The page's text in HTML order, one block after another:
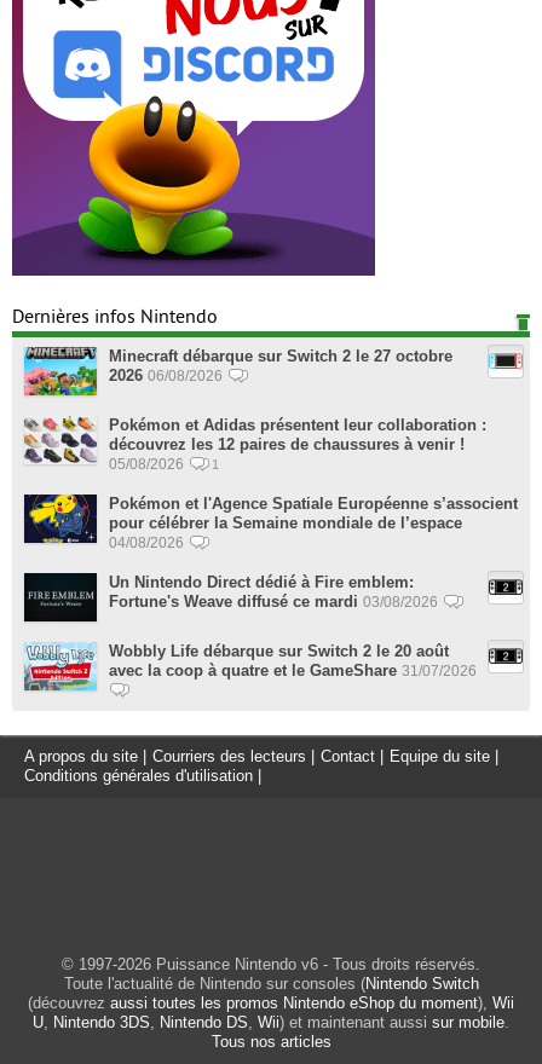
Dernières infos Nintendo
Minecraft débarque sur Switch 2 le 27 octobre
2026 06/08/2026
Pokémon et Adidas présentent leur collaboration :
découvrez les 12 paires de chaussures à venir !
05/08/2026 1
Pokémon et l'Agence Spatiale Européenne s’associent
pour célébrer la Semaine mondiale de l’espace
04/08/2026
Un Nintendo Direct dédié à Fire emblem:
Fortune's Weave diffusé ce mardi 03/08/2026
Wobbly Life débarque sur Switch 2 le 20 août
avec la coop à quatre et le GameShare 31/07/2026
A propos du site Courriers des lecteurs Contact Equipe du site
Conditions générales d'utilisation
© 1997-2026 Puissance Nintendo v6 - Tous droits réservés.
Toute l'actualité de Nintendo sur consoles (Nintendo Switch
(découvrez aussi toutes les promos Nintendo eShop du moment), Wii
U, Nintendo 3DS, Nintendo DS, Wii) et maintenant aussi sur mobile.
Tous nos articles